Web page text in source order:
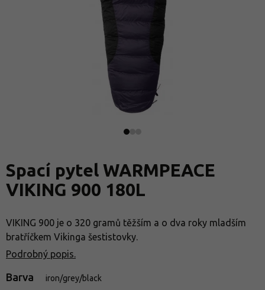
Spací pytel WARMPEACE
VIKING 900 180L
VIKING 900 je o 320 gramů těžším a o dva roky mladším
bratříčkem Vikinga šestistovky.
Podrobný popis.
Barva iron/grey/black